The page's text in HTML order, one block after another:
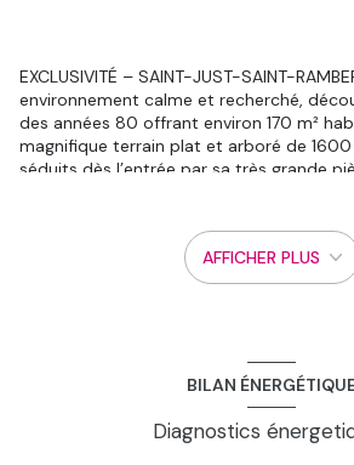
EXCLUSIVITÉ – SAINT-JUST-SAINT-
environnement calme et recherché,
des années 80 offrant environ 170 m²
magnifique terrain plat et arboré de 1600
séduits dès l’entrée par sa très grande
rez-de-chaussée se compose également
salle de bain, un toilette indépendant. À
propose 2 chambres supplémentaires,
possibilités d’aménagement Un garage
avec espace buanderie complète ce bien
Volumes généreux, fort potentiel et cadre
maison idéale pour une grande famille ou
AFFICHER PLUS
BILAN
Diagnostics